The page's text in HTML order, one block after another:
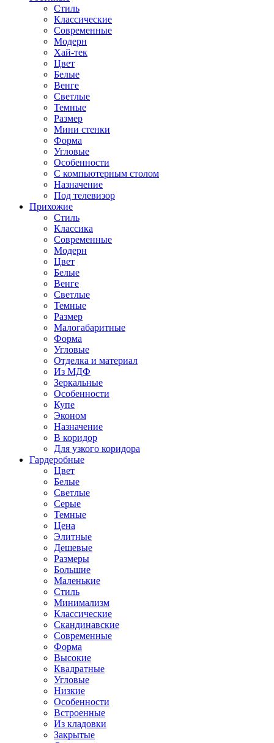
Стиль
Классические
Современные
Модерн
Хай-тек
Цвет
Белые
Венге
Светлые
Темные
Размер
Мини стенки
Форма
Угловые
Особенности
С компьютерным столом
Назначение
Под телевизор
Прихожие
Стиль
Классика
Современные
Модерн
Цвет
Белые
Венге
Светлые
Темные
Размер
Малогабаритные
Форма
Угловые
Отделка и материал
Из МДФ
Зеркальные
Особенности
Купе
Эконом
Назначение
В коридор
Для узкого коридора
Гардеробные
Цвет
Белые
Светлые
Серые
Темные
Цена
Элитные
Дешевые
Размеры
Большие
Маленькие
Стиль
Минимализм
Классические
Скандинавские
Современные
Форма
Высокие
Квадратные
Угловые
Низкие
Особенности
Встроенные
Из кладовки
Закрытые